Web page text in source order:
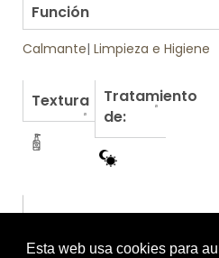
Función
Calmante| Limpieza e Higiene
Textura
Tratamiento
de: